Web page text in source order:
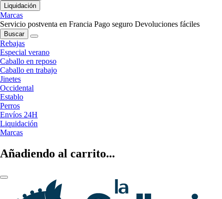
Liquidación
Marcas
Servicio postventa en Francia Pago seguro Devoluciones fáciles
Buscar
Rebajas
Especial verano
Caballo en reposo
Caballo en trabajo
Jinetes
Occidental
Establo
Perros
Envíos 24H
Liquidación
Marcas
Añadiendo al carrito...